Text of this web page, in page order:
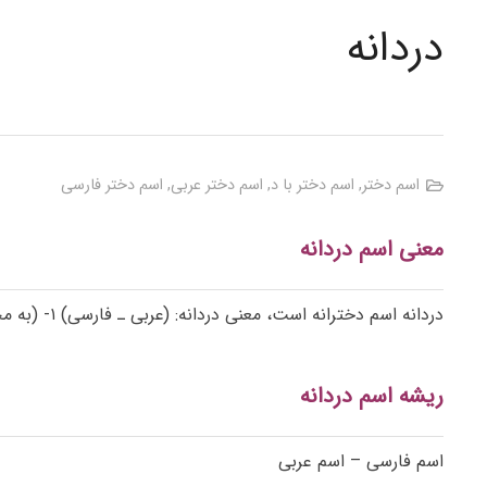
دردانه
اسم دختر, اسم دختر با د, اسم دختر عربی, اسم دختر فارسی
معنی اسم دردانه
دردانه اسم دخترانه است، معنی دردانه: (عربی ـ فارسی) ۱- (به مجاز) بسیار محبوب و گرامی، عزیزکرده، ناز پرورده؛ ۲- (به مجاز) نیز فرزند بسیار گرامی
ریشه اسم دردانه
اسم فارسی – اسم عربی